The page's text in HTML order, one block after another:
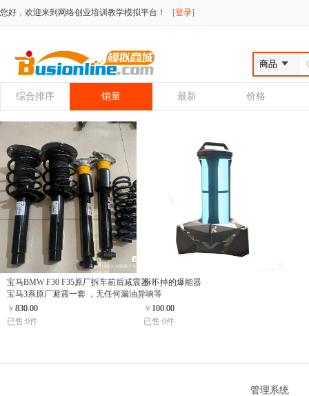
您好，欢迎来到网络创业培训教学模拟平台！ [登录]
综合排序 销量 最新 价格
宝马BMW F30 F35原厂拆车前后减震器！
宝马3系原厂避震一套 ，无任何漏油异响等
暗病，换了避震所以才出，实拍图，私
￥ 830.00
已售:0件
拆不掉的爆能器
￥ 100.00
已售:0件
管理系统